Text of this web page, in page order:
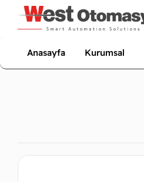
Anasayfa Kurumsal